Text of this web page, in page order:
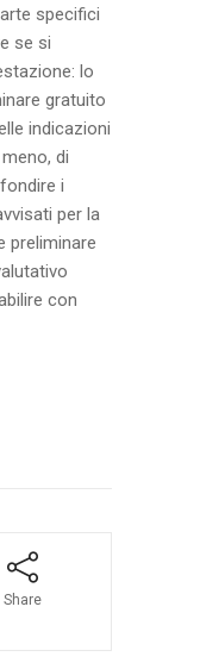
specifici
se si
lo
gratuito
indicazioni
di
i
per la
preliminare
con
Share